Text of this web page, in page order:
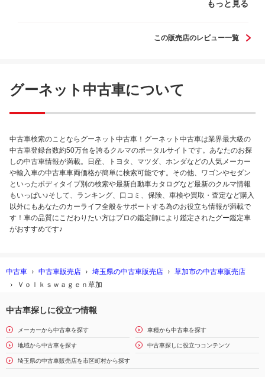
です。キッズスペースも完備でお子様連れでもゆっくりと商
もっと見る
この販売店のレビュー一覧
グーネット中古車について
中古車検索のことならグーネット中古車！グーネット中古車は業界最大級の
中古車登録台数約50万台を誇るクルマのポータルサイトです。あなたのお探
しの中古車情報が満載。日産、トヨタ、マツダ、ホンダなどの人気メーカー
や輸入車の中古車車両価格が簡単に検索可能です。その他、ワゴンやセダン
といったボディタイプ別の検索や最新自動車カタログなど最新のクルマ情報
もいっぱい♪そして、ランキング、口コミ、保険、車検や買取・査定など購入
以外にもあなたのカーライフ全般をサポートする為のお役立ち情報が満載で
す！車の品質にこだわりたい方はプロの鑑定師により鑑定されたグー鑑定車
がおすすめです♪
中古車 中古車販売店 埼玉県の中古車販売店
草加市の中古車販売店
Ｖｏｌｋｓｗａｇｅｎ草加
中古車探しに役立つ情報
メーカーから中古車を探す 車種から中古車を探す
地域から中古車を探す 中古車探しに役立つコンテンツ
埼玉県の中古車販売店を市区町村から探す